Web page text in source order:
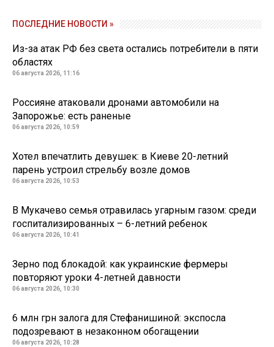
ПОСЛЕДНИЕ НОВОСТИ »
Из-за атак РФ без света остались потребители в пяти
областях
06 августа 2026, 11:16
Россияне атаковали дронами автомобили на
Запорожье: есть раненые
06 августа 2026, 10:59
Хотел впечатлить девушек: в Киеве 20-летний
парень устроил стрельбу возле домов
06 августа 2026, 10:53
В Мукачево семья отравилась угарным газом: среди
госпитализированных – 6-летний ребенок
06 августа 2026, 10:41
Зерно под блокадой: как украинские фермеры
повторяют уроки 4-летней давности
06 августа 2026, 10:30
6 млн грн залога для Стефанишиной: экспосла
подозревают в незаконном обогащении
06 августа 2026, 10:28